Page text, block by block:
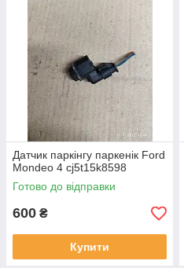
Датчик паркінгу паркенік Ford
Mondeo 4 cj5t15k8598
Готово до відправки
600 ₴
Купити